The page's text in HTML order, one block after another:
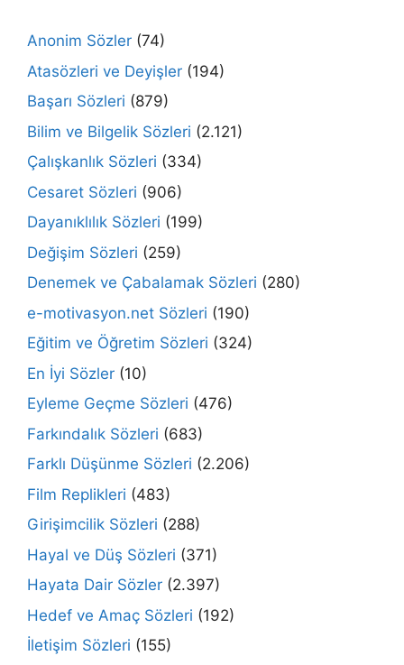
Anonim Sözler (74)
Atasözleri ve Deyişler (194)
Başarı Sözleri (879)
Bilim ve Bilgelik Sözleri (2.121)
Çalışkanlık Sözleri (334)
Cesaret Sözleri (906)
Dayanıklılık Sözleri (199)
Değişim Sözleri (259)
Denemek ve Çabalamak Sözleri (280)
e-motivasyon.net Sözleri (190)
Eğitim ve Öğretim Sözleri (324)
En İyi Sözler (10)
Eyleme Geçme Sözleri (476)
Farkındalık Sözleri (683)
Farklı Düşünme Sözleri (2.206)
Film Replikleri (483)
Girişimcilik Sözleri (288)
Hayal ve Düş Sözleri (371)
Hayata Dair Sözler (2.397)
Hedef ve Amaç Sözleri (192)
İletişim Sözleri (155)